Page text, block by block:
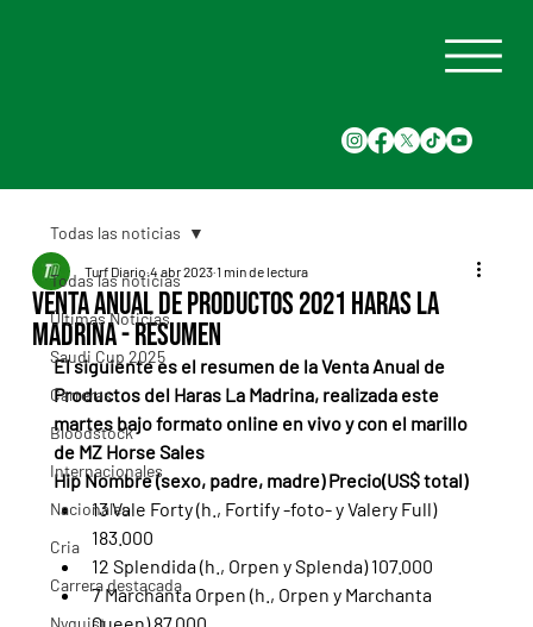
Todas las noticias
Últimas Noticias
Saudi Cup 2025
Carreras
Bloodstock
Internacionales
Nacionales
Cria
Carrera destacada
Nyquist
Todas las noticias
Venta Anual de Productos 2021 Haras La
Madrina - Resumen
Turf Diario 4 abr 2023 1 min de lectura
El siguiente es el resumen de la Venta Anual de
Productos del Haras La Madrina, realizada este
martes bajo formato online en vivo y con el marillo
de MZ Horse Sales
Hip Nombre (sexo, padre, madre) Precio(US$ total)
13 Vale Forty (h., Fortify -foto- y Valery Full)
183.000
12 Splendida (h., Orpen y Splenda) 107.000
7 Marchanta Orpen (h., Orpen y Marchanta